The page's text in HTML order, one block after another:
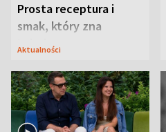
Prosta receptura i
smak, który zna
Lubelszczyzna
Aktualności